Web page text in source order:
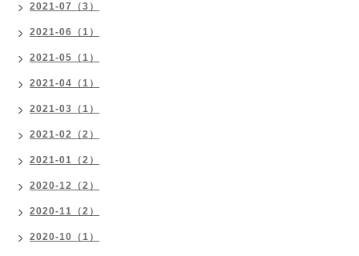
2021-07（3）
2021-06（1）
2021-05（1）
2021-04（1）
2021-03（1）
2021-02（2）
2021-01（2）
2020-12（2）
2020-11（2）
2020-10（1）